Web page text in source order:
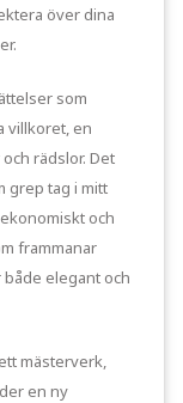
över dina
som
villkoret, en
rädslor. Det
grep tag i mitt
och
frammanar
elegant och
mästerverk,
en ny